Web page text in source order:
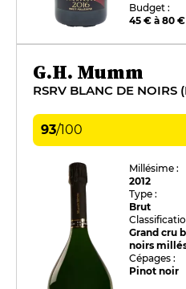
Budget :
45 € à 80 €
G.H. Mumm
RSRV BLANC DE NOIRS
93/100
Millésime :
2012
Type :
Brut
Grand cru
noirs
Cépages :
Pinot noir